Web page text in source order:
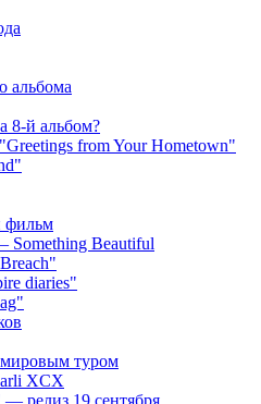
альбома
8-й альбом?
from Your Hometown"
фильм
Something Beautiful
diaries"
мировым туром
XCX
релиз 19 сентября